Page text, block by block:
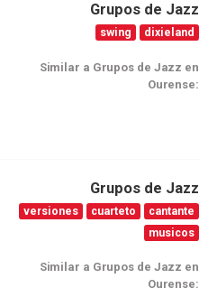
Grupos de Jazz
swing dixieland
Similar a Grupos de Jazz en
Ourense:
Grupos de Jazz
versiones cuarteto
cantante
musicos
Similar a Grupos de Jazz en
Ourense: